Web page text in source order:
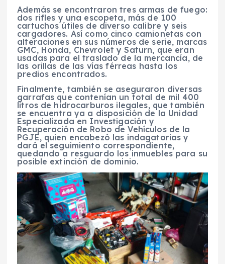
Además se encontraron tres armas de fuego:
dos rifles y una escopeta, más de 100
cartuchos útiles de diverso calibre y seis
cargadores. Así como cinco camionetas con
alteraciones en sus números de serie, marcas
GMC, Honda, Chevrolet y Saturn, que eran
usadas para el traslado de la mercancía, de
las orillas de las vías férreas hasta los
predios encontrados.
Finalmente, también se aseguraron diversas
garrafas que contenían un total de mil 400
litros de hidrocarburos ilegales, que también
se encuentra ya a disposición de la Unidad
Especializada en Investigación y
Recuperación de Robo de Vehículos de la
PGJE, quien encabezó las indagatorias y
dará el seguimiento correspondiente,
quedando a resguardo los inmuebles para su
posible extinción de dominio.